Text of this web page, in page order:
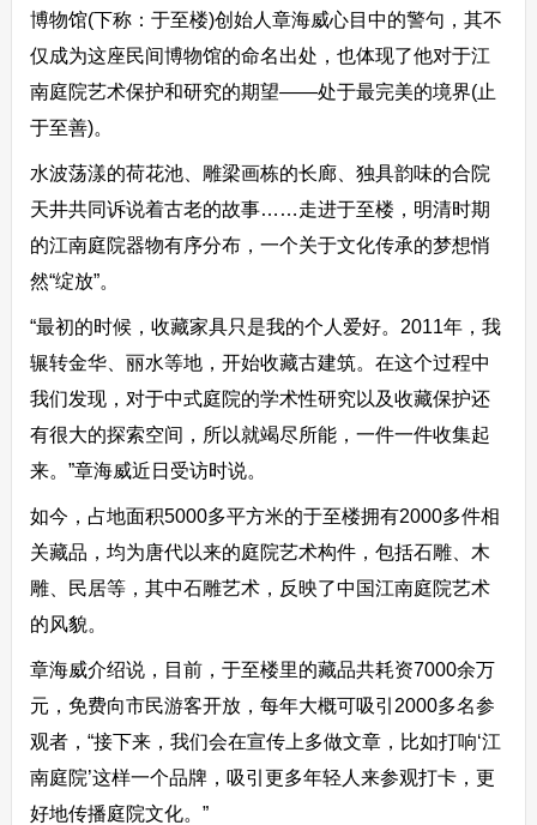
博物馆(下称：于至楼)创始人章海威心目中的警句，其不
仅成为这座民间博物馆的命名出处，也体现了他对于江
南庭院艺术保护和研究的期望——处于最完美的境界(止
于至善)。
水波荡漾的荷花池、雕梁画栋的长廊、独具韵味的合院
天井共同诉说着古老的故事……走进于至楼，明清时期
的江南庭院器物有序分布，一个关于文化传承的梦想悄
然“绽放”。
“最初的时候，收藏家具只是我的个人爱好。2011年，我
辗转金华、丽水等地，开始收藏古建筑。在这个过程中
我们发现，对于中式庭院的学术性研究以及收藏保护还
有很大的探索空间，所以就竭尽所能，一件一件收集起
来。”章海威近日受访时说。
如今，占地面积5000多平方米的于至楼拥有2000多件相
关藏品，均为唐代以来的庭院艺术构件，包括石雕、木
雕、民居等，其中石雕艺术，反映了中国江南庭院艺术
的风貌。
章海威介绍说，目前，于至楼里的藏品共耗资7000余万
元，免费向市民游客开放，每年大概可吸引2000多名参
观者，“接下来，我们会在宣传上多做文章，比如打响‘江
南庭院’这样一个品牌，吸引更多年轻人来参观打卡，更
好地传播庭院文化。”